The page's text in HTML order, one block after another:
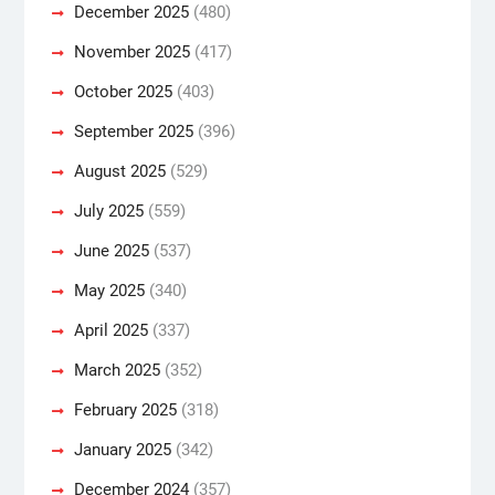
December 2025(480)
November 2025(417)
October 2025(403)
September 2025(396)
August 2025(529)
July 2025(559)
June 2025(537)
May 2025(340)
April 2025(337)
March 2025(352)
February 2025(318)
January 2025(342)
December 2024(357)